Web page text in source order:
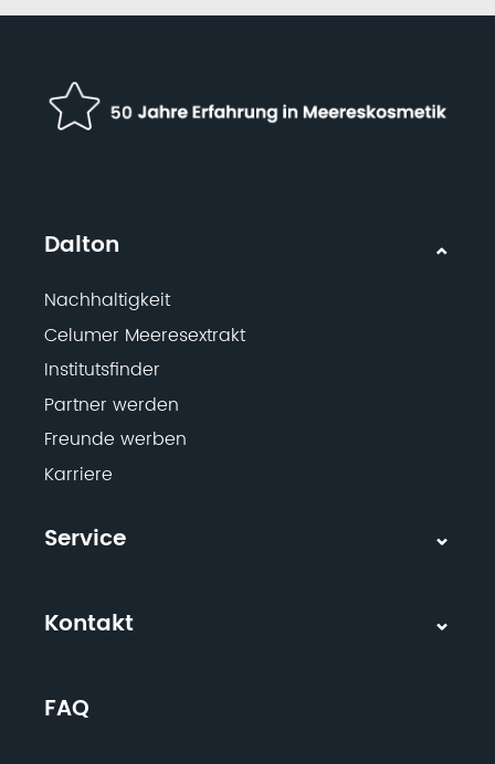
Dalton
Nachhaltigkeit
Celumer Meeresextrakt
Institutsfinder
Partner werden
Freunde werben
Karriere
Service
Kontakt
FAQ